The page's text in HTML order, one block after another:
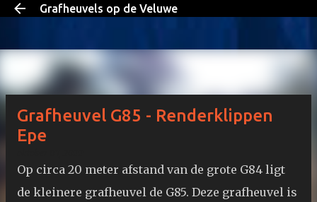
Doorgaan naar hoofdcontent
Grafheuvels op de Veluwe
Grafheuvel G85 - Renderklippen
Epe
Op circa 20 meter afstand van de grote G84 ligt
de kleinere grafheuvel de G85. Deze grafheuvel is